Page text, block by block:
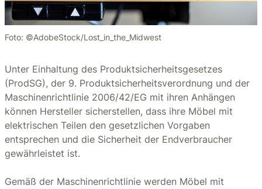
Foto: ©AdobeStock/Lost_in_the_Midwest
Unter Einhaltung des Produktsicherheitsgesetzes
(ProdSG), der 9. Produktsicherheitsverordnung und der
Maschinenrichtlinie 2006/42/EG mit ihren Anhängen
können Hersteller sicherstellen, dass ihre Möbel mit
elektrischen Teilen den gesetzlichen Vorgaben
entsprechen und die Sicherheit der Endverbraucher
gewährleistet ist.
Gemäß der Maschinenrichtlinie werden Möbel mit